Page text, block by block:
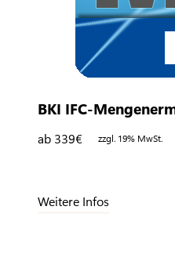
BKI IFC-
ab 339€ zzgl. 19% MwSt.
Weitere Infos